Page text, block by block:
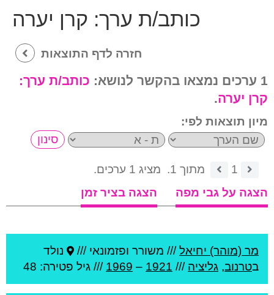
כותב/ת ערך: קרן יערה
חזרה לדף התוצאות
1 ערכים נמצאו בהקשר לנושא:
כותב/ת ערך:
קרן יערה.
מיון תוצאות לפי:
1 מתוך 1.
מציג 1 ערכים.
הצגה על גבי מפה
הצגה בציר זמן
מר (מוהר) יחיאל/// משורר ופזמונאי ///
נולד
בטרנוב, גליציה ///
1921
–
1969 /// גיל פטירה: 48